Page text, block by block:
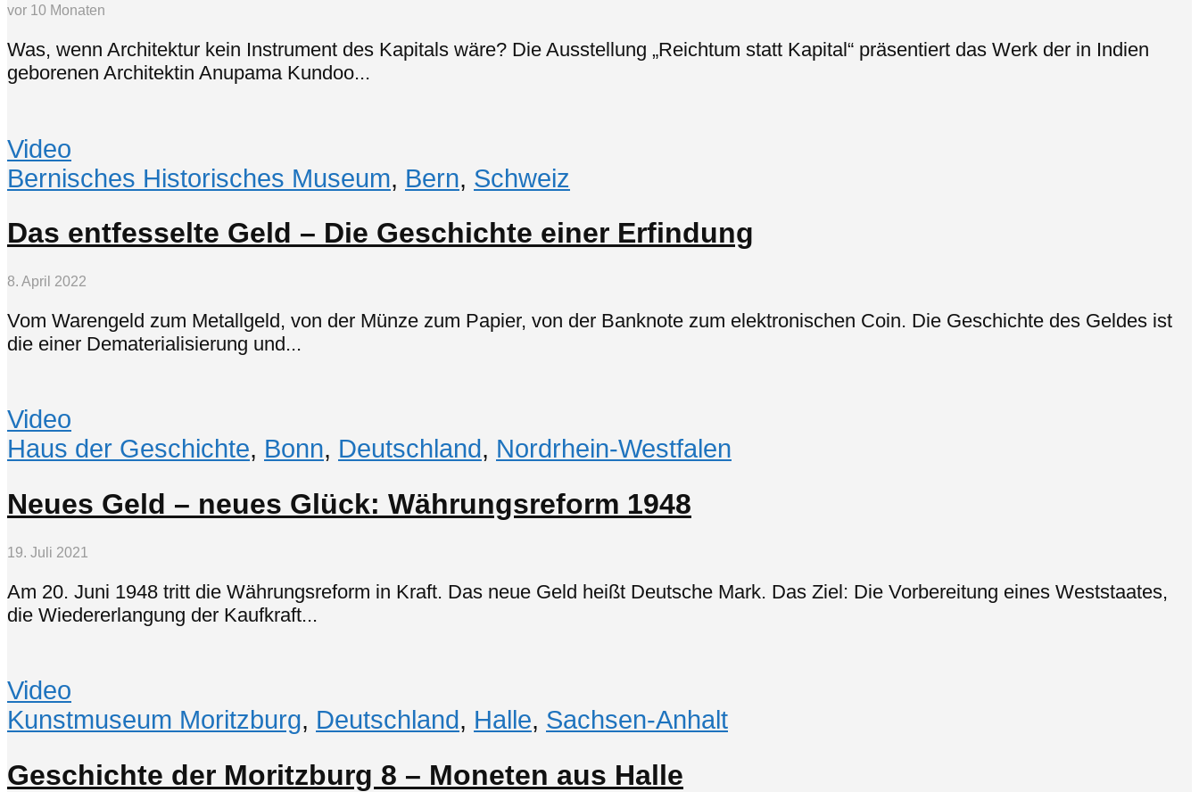
vor 10 Monaten
Was, wenn Architektur kein Instrument des Kapitals wäre? Die Ausstellung „Reichtum statt Kapital“ präsentiert das Werk der in Indien
geborenen Architektin Anupama Kundoo...
Video
Bernisches Historisches Museum, Bern, Schweiz
Das entfesselte Geld – Die Geschichte einer Erfindung
8. April 2022
Vom Warengeld zum Metallgeld, von der Münze zum Papier, von der Banknote zum elektronischen Coin. Die Geschichte des Geldes ist
die einer Dematerialisierung und...
Video
Haus der Geschichte, Bonn, Deutschland, Nordrhein-Westfalen
Neues Geld – neues Glück: Währungsreform 1948
19. Juli 2021
Am 20. Juni 1948 tritt die Währungsreform in Kraft. Das neue Geld heißt Deutsche Mark. Das Ziel: Die Vorbereitung eines Weststaates,
die Wiedererlangung der Kaufkraft...
Video
Kunstmuseum Moritzburg, Deutschland, Halle, Sachsen-Anhalt
Geschichte der Moritzburg 8 – Moneten aus Halle